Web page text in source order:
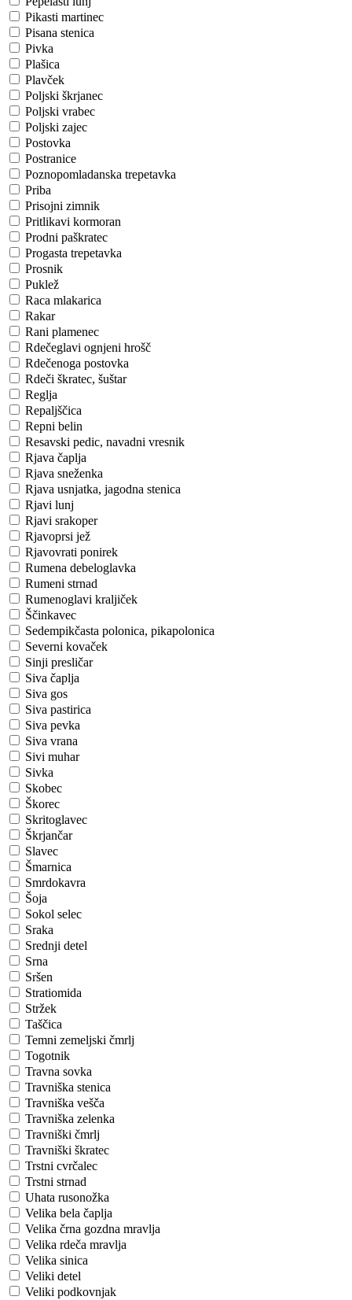
Pikasti martinec
Pisana stenica
Pivka
Plašica
Plavček
Poljski škrjanec
Poljski vrabec
Poljski zajec
Postovka
Postranice
Poznopomladanska trepetavka
Priba
Prisojni zimnik
Pritlikavi kormoran
Prodni paškratec
Progasta trepetavka
Prosnik
Puklež
Raca mlakarica
Rakar
Rani plamenec
Rdečeglavi ognjeni hrošč
Rdečenoga postovka
Rdeči škratec, šuštar
Reglja
Repaljščica
Repni belin
Resavski pedic, navadni vresnik
Rjava čaplja
Rjava sneženka
Rjava usnjatka, jagodna stenica
Rjavi lunj
Rjavi srakoper
Rjavoprsi jež
Rjavovrati ponirek
Rumena debeloglavka
Rumeni strnad
Rumenoglavi kraljiček
Ščinkavec
Sedempikčasta polonica, pikapolonica
Severni kovaček
Sinji presličar
Siva čaplja
Siva gos
Siva pastirica
Siva pevka
Siva vrana
Sivi muhar
Sivka
Skobec
Škorec
Skritoglavec
Škrjančar
Slavec
Šmarnica
Smrdokavra
Šoja
Sokol selec
Sraka
Srednji detel
Srna
Sršen
Stratiomida
Stržek
Taščica
Temni zemeljski čmrlj
Togotnik
Travna sovka
Travniška stenica
Travniška vešča
Travniška zelenka
Travniški čmrlj
Travniški škratec
Trstni cvrčalec
Trstni strnad
Uhata rusonožka
Velika bela čaplja
Velika črna gozdna mravlja
Velika rdeča mravlja
Velika sinica
Veliki detel
Veliki podkovnjak